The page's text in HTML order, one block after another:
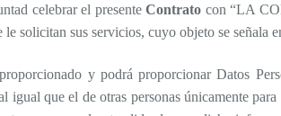
celebrar el presenteContrato con “LA
le solicitan sus servicios, cuyo objeto se señala
y podrá proporcionar Datos
igual que el de otras personas únicamente